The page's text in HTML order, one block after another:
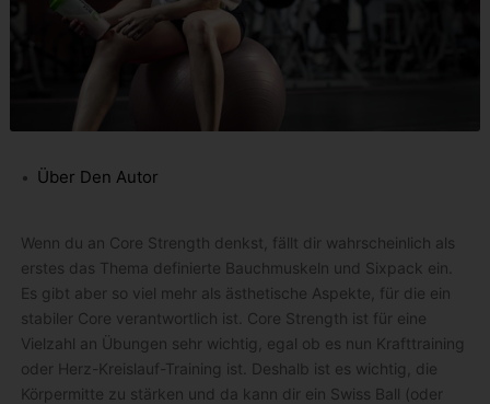
Über Den Autor
Wenn du an Core Strength denkst, fällt dir wahrscheinlich als
erstes das Thema definierte Bauchmuskeln und Sixpack ein.
Es gibt aber so viel mehr als ästhetische Aspekte, für die ein
stabiler Core verantwortlich ist. Core Strength ist für eine
Vielzahl an Übungen sehr wichtig, egal ob es nun Krafttraining
oder Herz-Kreislauf-Training ist. Deshalb ist es wichtig, die
Körpermitte zu stärken und da kann dir ein Swiss Ball (oder